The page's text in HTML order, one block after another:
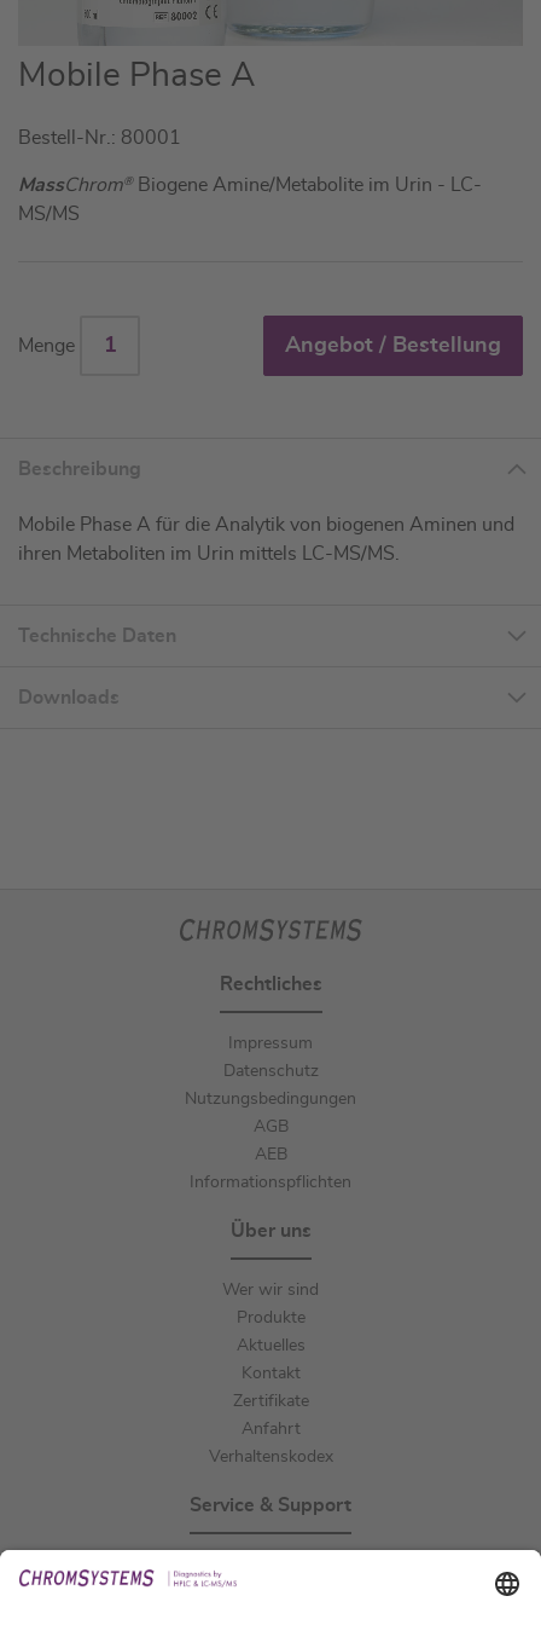
Zum
Anfang
Bildgalerie
springen
Mobile Phase A
Bestell-Nr.: 80001
MassChrom®Biogene Amine/Metabolite im Urin - LC-
MS/MS
Menge Angebot / Bestellung
Beschreibung
Mobile Phase A für die Analytik von biogenen Aminen und
ihren Metaboliten im Urin mittels LC-MS/MS.
Technische Daten
Downloads
Rechtliches
Impressum
Datenschutz
Nutzungsbedingungen
AGB
AEB
Informationspflichten
Über uns
Wer wir sind
Produkte
Aktuelles
Kontakt
Zertifikate
Anfahrt
Verhaltenskodex
Service & Support